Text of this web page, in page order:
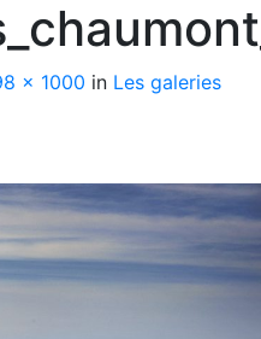
× 1000 in Les galeries